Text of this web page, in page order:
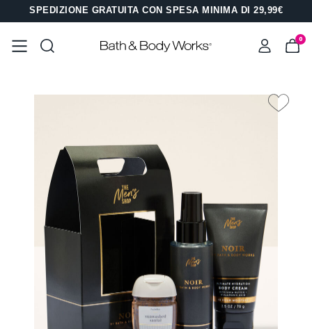
SPEDIZIONE GRATUITA CON SPESA MINIMA DI 29,99€
0